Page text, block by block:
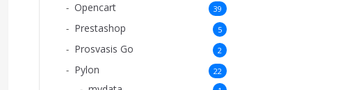
Opencart 39
Prestashop 5
Prosvasis Go 2
Pylon 22